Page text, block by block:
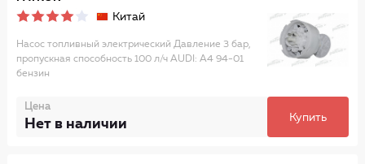
Китай
Насос топливный электрический Давление 3 бар,
пропускная способность 100 л/ч AUDI: A4 94-01
бензин
Цена
Нет в наличии Купить